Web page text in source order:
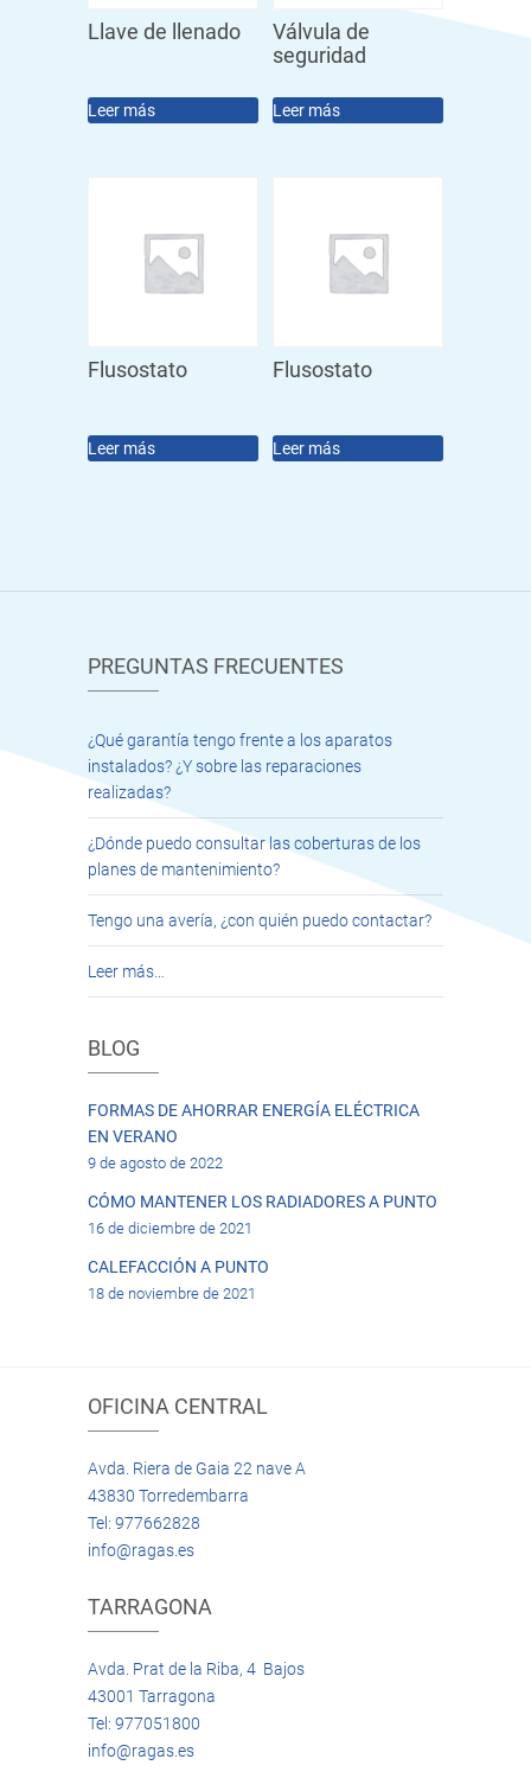
Llave de llenado
Leer más
Válvula de
seguridad
Leer más
Flusostato
Leer más
Flusostato
Leer más
PREGUNTAS FRECUENTES
¿Qué garantía tengo frente a los aparatos
instalados? ¿Y sobre las reparaciones
realizadas?
¿Dónde puedo consultar las coberturas de los
planes de mantenimiento?
Tengo una avería, ¿con quién puedo contactar?
Leer más…
BLOG
FORMAS DE AHORRAR ENERGÍA ELÉCTRICA
EN VERANO
9 de agosto de 2022
CÓMO MANTENER LOS RADIADORES A PUNTO
16 de diciembre de 2021
CALEFACCIÓN A PUNTO
18 de noviembre de 2021
OFICINA CENTRAL
Avda. Riera de Gaia 22 nave A
43830 Torredembarra
Tel: 977662828
info@ragas.es
TARRAGONA
Avda. Prat de la Riba, 4 Bajos
43001 Tarragona
Tel: 977051800
info@ragas.es